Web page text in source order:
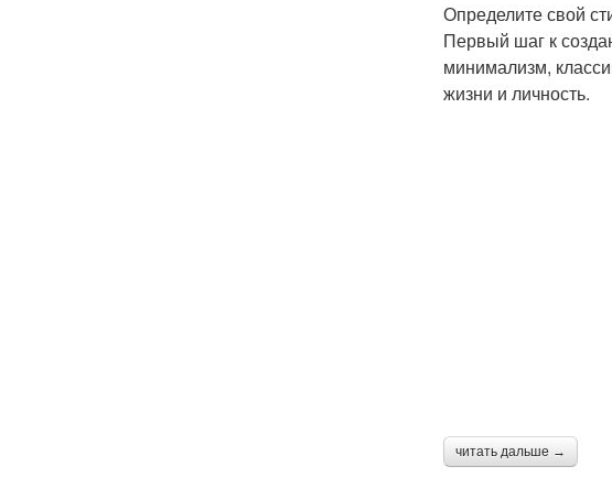
Определите свой
Первый шаг к
минимализм,
жизни и личность.
читать дальше →